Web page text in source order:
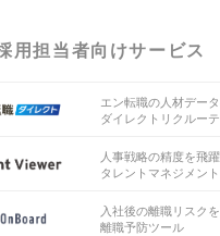
用担当者向けサービス
エン転職の人材デー
ダイレクトリクルー
人事戦略の精度を飛
タレントマネジメン
入社後の離職リスク
離職予防ツール